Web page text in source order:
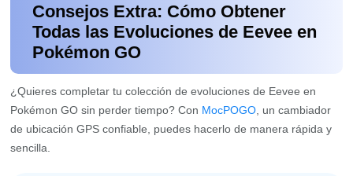
Consejos Extra: Cómo Obtener
Todas las Evoluciones de Eevee en
Pokémon GO
¿Quieres completar tu colección de evoluciones de Eevee en
Pokémon GO sin perder tiempo? Con MocPOGO , un cambiador
de ubicación GPS confiable, puedes hacerlo de manera rápida y
sencilla.